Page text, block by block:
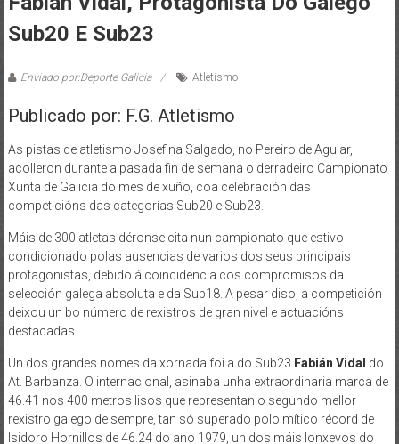
Sub20 E Sub23
Enviado por:Deporte Galicia Atletismo
Publicado por: F.G. Atletismo
As pistas de atletismo Josefina Salgado, no Pereiro de Aguiar,
acolleron durante a pasada fin de semana o derradeiro Campionato
Xunta de Galicia do mes de xuño, coa celebración das
competicións das categorías Sub20 e Sub23.
Máis de 300 atletas déronse cita nun campionato que estivo
condicionado polas ausencias de varios dos seus principais
protagonistas, debido á coincidencia cos compromisos da
selección galega absoluta e da Sub18. A pesar diso, a competición
deixou un bo número de rexistros de gran nivel e actuacións
destacadas.
Un dos grandes nomes da xornada foi a do Sub23 Fabián Vidal do
At. Barbanza. O internacional, asinaba unha extraordinaria marca de
46.41 nos 400 metros lisos que representan o segundo mellor
rexistro galego de sempre, tan só superado polo mítico récord de
Isidoro Hornillos de 46.24 do ano 1979, un dos máis lonxevos do